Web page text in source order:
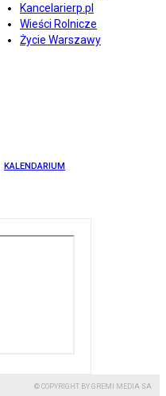
Kancelarierp.pl
Wieści Rolnicze
Życie Warszawy
KALENDARIUM
© COPYRIGHT BY GREMI MEDIA SA